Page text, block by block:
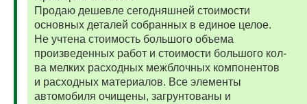
Продаю дешевле сегодняшней стоимости
основных деталей собранных в единое целое.
Не учтена стоимость большого объема
произведенных работ и стоимости большого кол-
ва мелких расходных межблочных компонентов
и расходных материалов. Все элементы
автомобиля очищены, загрунтованы и